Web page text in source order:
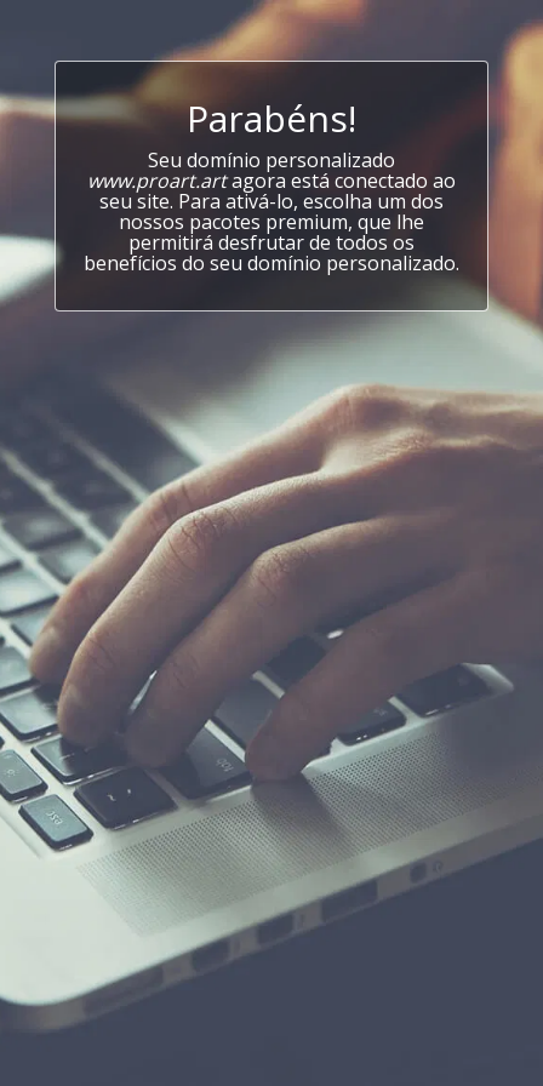
Parabéns!
Seu domínio personalizado
www.proart.artagora está conectado ao
seu site. Para ativá-lo, escolha um dos
nossos pacotes premium, que lhe
permitirá desfrutar de todos os
benefícios do seu domínio personalizado.